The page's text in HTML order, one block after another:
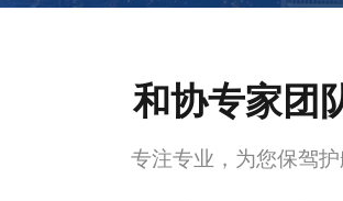
和协专家团
专注专业，为您保驾护